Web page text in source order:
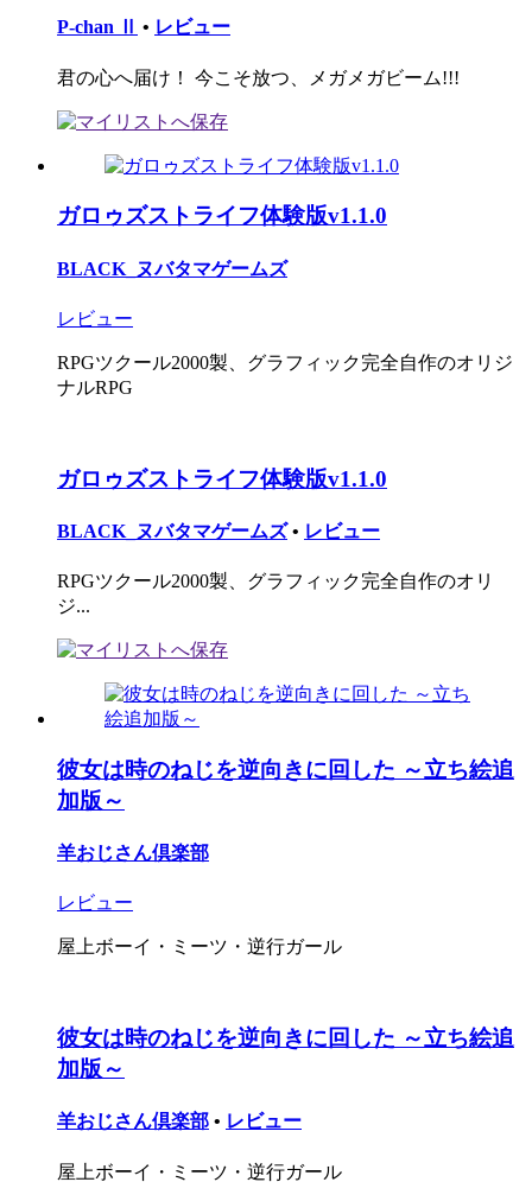
P-chan Ⅱ • レビュー
君の心へ届け！ 今こそ放つ、メガメガビーム!!!
ガロゥズストライフ体験版v1.1.0
BLACK_ヌバタマゲームズ
レビュー
RPGツクール2000製、グラフィック完全自作のオリジ
ナルRPG
ガロゥズストライフ体験版v1.1.0
BLACK_ヌバタマゲームズ • レビュー
RPGツクール2000製、グラフィック完全自作のオリ
ジ...
彼女は時のねじを逆向きに回した ～立ち絵追
加版～
羊おじさん倶楽部
レビュー
屋上ボーイ・ミーツ・逆行ガール
彼女は時のねじを逆向きに回した ～立ち絵追
加版～
羊おじさん倶楽部 • レビュー
屋上ボーイ・ミーツ・逆行ガール